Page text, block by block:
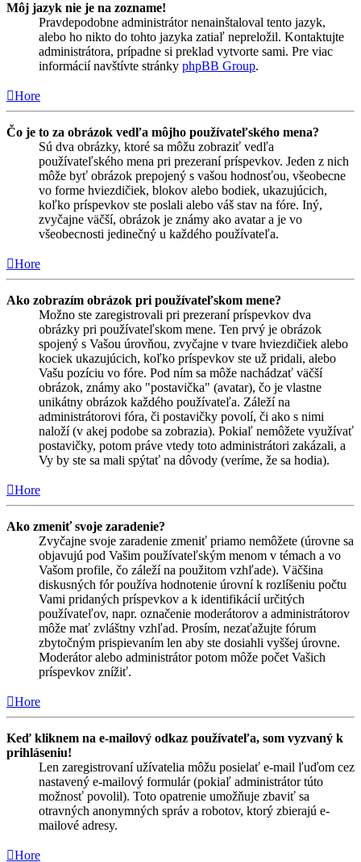
Môj jazyk nie je na zozname!
Pravdepodobne administrátor nenainštaloval tento jazyk,
alebo ho nikto do tohto jazyka zatiaľ nepreložil. Kontaktujte
administrátora, prípadne si preklad vytvorte sami. Pre viac
informácií navštívte stránky phpBB Group.
Hore
Čo je to za obrázok vedľa môjho používateľského mena?
Sú dva obrázky, ktoré sa môžu zobraziť vedľa
používateľského mena pri prezeraní príspevkov. Jeden z nich
môže byť obrázok prepojený s vašou hodnosťou, všeobecne
vo forme hviezdičiek, blokov alebo bodiek, ukazujúcich,
koľko príspevkov ste poslali alebo váš stav na fóre. Iný,
zvyčajne väčší, obrázok je známy ako avatar a je vo
všeobecnosti jedinečný u každého používateľa.
Hore
Ako zobrazím obrázok pri používateľskom mene?
Možno ste zaregistrovali pri prezeraní príspevkov dva
obrázky pri používateľskom mene. Ten prvý je obrázok
spojený s Vašou úrovňou, zvyčajne v tvare hviezdičiek alebo
kociek ukazujúcich, koľko príspevkov ste už pridali, alebo
Vašu pozíciu vo fóre. Pod ním sa môže nachádzať väčší
obrázok, známy ako "postavička" (avatar), čo je vlastne
unikátny obrázok každého používateľa. Záleží na
administrátorovi fóra, či postavičky povolí, či ako s nimi
naloží (v akej podobe sa zobrazia). Pokiaľ nemôžete využívať
postavičky, potom práve vtedy toto administrátori zakázali, a
Vy by ste sa mali spýtať na dôvody (veríme, že sa hodia).
Hore
Ako zmeniť svoje zaradenie?
Zvyčajne svoje zaradenie zmeniť priamo nemôžete (úrovne sa
objavujú pod Vašim používateľským menom v témach a vo
Vašom profile, čo záleží na použitom vzhľade). Väčšina
diskusných fór používa hodnotenie úrovní k rozlíšeniu počtu
Vami pridaných príspevkov a k identifikácií určitých
používateľov, napr. označenie moderátorov a administrátorov
môže mať zvláštny vzhľad. Prosím, nezaťažujte fórum
zbytočným prispievaním len aby ste dosiahli vyššej úrovne.
Moderátor alebo administrátor potom môže počet Vašich
príspevkov znížiť.
Hore
Keď kliknem na e-mailový odkaz používateľa, som vyzvaný k
prihláseniu!
Len zaregistrovaní užívatelia môžu posielať e-mail ľuďom cez
nastavený e-mailový formulár (pokiaľ administrátor túto
možnosť povolil). Toto opatrenie umožňuje zbaviť sa
otravných anonymných správ a robotov, ktorý zbierajú e-
mailové adresy.
Hore